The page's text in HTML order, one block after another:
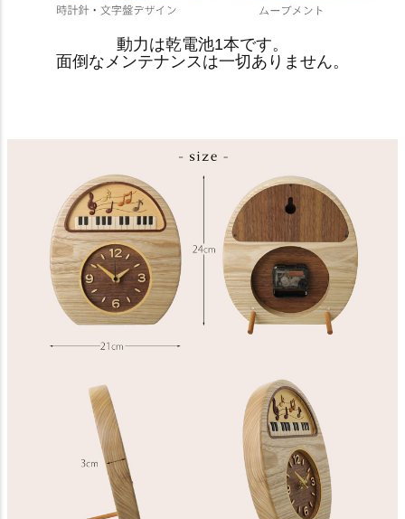
動力は乾電池1本です。
面倒なメンテナンスは一切ありません。